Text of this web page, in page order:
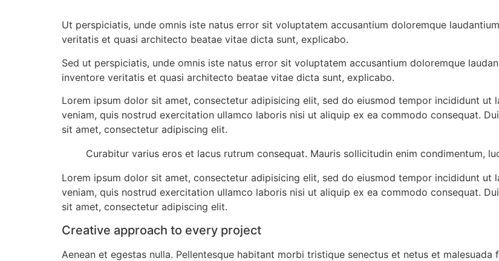
Ut perspiciatis, unde omnis iste natus error sit voluptatem accusantium doloremque
veritatis et quasi architecto beatae vitae dicta sunt, explicabo.
Sed ut perspiciatis, unde omnis iste natus error sit voluptatem accusantium doloremque
inventore veritatis et quasi architecto beatae vitae dicta sunt, explicabo.
Lorem ipsum dolor sit amet, consectetur adipisicing elit, sed do eiusmod tempor incididunt ut
veniam, quis nostrud exercitation ullamco laboris nisi ut aliquip ex ea commodo consequat.
sit amet, consectetur adipiscing elit.
Curabitur varius eros et lacus rutrum consequat. Mauris sollicitudin enim condimentum,
Lorem ipsum dolor sit amet, consectetur adipisicing elit, sed do eiusmod tempor incididunt ut
veniam, quis nostrud exercitation ullamco laboris nisi ut aliquip ex ea commodo consequat.
sit amet, consectetur adipiscing elit.
Creative approach to every project
Aenean et egestas nulla. Pellentesque habitant morbi tristique senectus et netus et